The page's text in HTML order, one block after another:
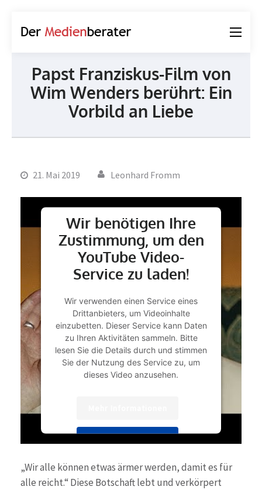
Papst Franziskus-Film von
Wim Wenders berührt: Ein
Vorbild an Liebe
21. Mai 2019 Leonhard Fromm
Wir benötigen Ihre
Zustimmung, um den
YouTube Video-
Service zu laden!
Wir verwenden einen Service eines
Drittanbieters, um Videoinhalte
einzubetten. Dieser Service kann Daten
zu Ihren Aktivitäten sammeln. Bitte
lesen Sie die Details durch und stimmen
Sie der Nutzung des Service zu, um
dieses Video anzusehen.
Management Platform&eRecht24
„Wir alle können etwas ärmer werden, damit es für
alle reicht.“ Diese Botschaft lebt und verkörpert